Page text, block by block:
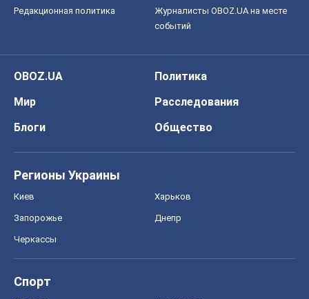
Редакционная политика
Журналисты OBOZ.UA на месте
событий
OBOZ.UA
Политика
Мир
Расследования
Блоги
Общество
Регионы Украины
Киев Харьков
Запорожье Днепр
Черкассы
Спорт